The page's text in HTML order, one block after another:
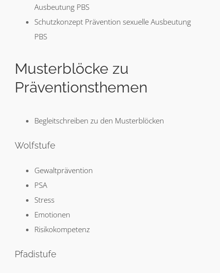
Ausbeutung PBS
Schutzkonzept Prävention sexuelle Ausbeutung
PBS
Musterblöcke zu
Präventionsthemen
Begleitschreiben zu den Musterblöcken
Wolfstufe
Gewaltprävention
PSA
Stress
Emotionen
Risikokompetenz
Pfadistufe